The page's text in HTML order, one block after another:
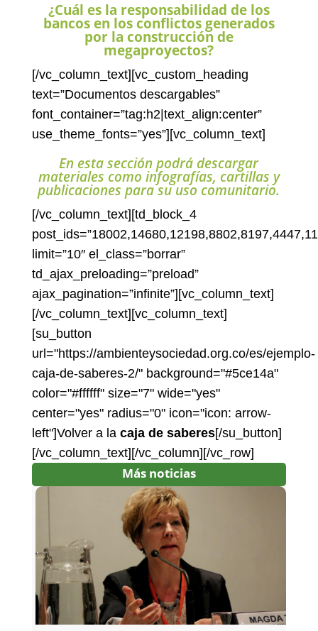
¿Cuál es la responsabilidad de los
bancos en los conflictos generados
por la construcción de
megaproyectos?
[/vc_column_text][vc_custom_heading
text=”Documentos descargables”
font_container=”tag:h2|text_align:center”
use_theme_fonts=”yes”][vc_column_text]
En esta sección podrá descargar
materiales como infografías, cartillas y
publicaciones para su uso comunitario.
[/vc_column_text][td_block_4
limit=”10″ el_class=”borrar”
td_ajax_preloading=”preload”
ajax_pagination=”infinite”][vc_column_text]
[/vc_column_text][vc_column_text]
[su_button
url="https://ambienteysociedad.org.co/es/ejemplo-
caja-de-saberes-2/" background="#5ce14a"
color="#ffffff" size="7" wide="yes"
center="yes" radius="0" icon="icon: arrow-
left"]Volver a la caja de saberes[/su_button]
[/vc_column_text][/vc_column][/vc_row]
Más noticias